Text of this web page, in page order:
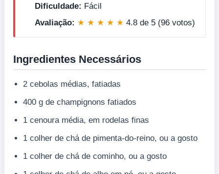
Dificuldade: Fácil
Avaliação: ★ ★ ★ ★ ★ 4.8 de 5 (96 votos)
Ingredientes Necessários
2 cebolas médias, fatiadas
400 g de champignons fatiados
1 cenoura média, em rodelas finas
1 colher de chá de pimenta-do-reino, ou a gosto
1 colher de chá de cominho, ou a gosto